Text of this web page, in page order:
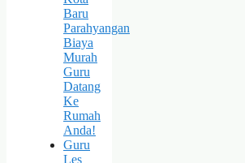
Baru
Parahyangan
Biaya
Murah
Guru
Datang
Ke
Rumah
Anda!
Guru
Les